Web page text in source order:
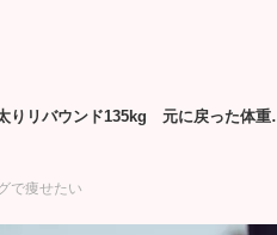
リバウンド135kg 元に戻った体
で痩せたい